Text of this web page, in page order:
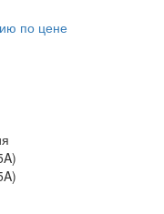
по цене